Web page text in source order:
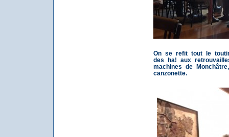
On se refit tout le
des ha! aux
machines de
canzonette.